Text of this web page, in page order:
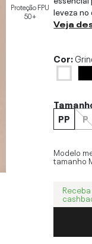
Proteção FPU
50+
leveza no
Veja
Cor:
PP
P
Modelo
tamanho